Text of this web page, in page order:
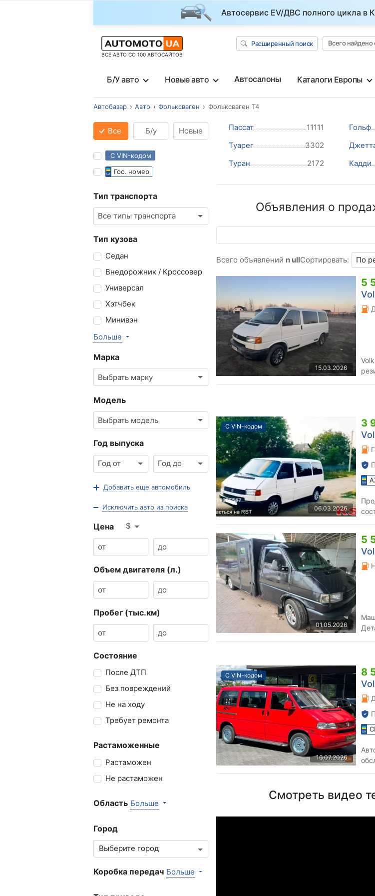
Автосервис EV/ДВС полного цикла в
ВСЕ АВТО СО 100 АВТОСАЙТОВ
Расширенный поиск Всего
Б/У авто Новые авто Автосалоны Каталоги Европы
Автобазар Авто Фольксваген Фольксваген Т4
Все Б/у Новые
С VIN-кодом
Гос. номер
Тип транспорта
Все типы транспорта
Тип кузова
Седан
Внедорожник / Кроссовер
Универсал
Хэтчбек
Минивэн
Больше
Марка
Выбрать марку
Модель
Выбрать модель
Год выпуска
Год от Год до
Добавить еще автомобиль
Исключить авто из поиска
Цена $
Объем двигателя (л.)
Пробег (тыс.км)
Состояние
После ДТП
Без повреждений
Не на ходу
Требует ремонта
Растаможенные
Растаможен
Не растаможен
Область Больше
Город
Коробка передач Больше
Пассат 11111 Гольф
Туарег
3302
Туран
2172 Кадди
Объявления о
Всего объявлений n ullСортировать:
15.03.2026
5
С VIN-кодом
06.03.2026
3
01.05.2026
5
С VIN-кодом
16.07.2026
8
Смотреть видео